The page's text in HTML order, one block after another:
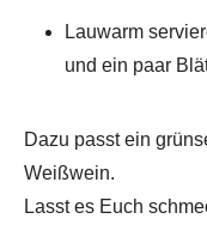
Lauwarm
und ein paar
Dazu passt ein
Weißwein.
Lasst es Euch